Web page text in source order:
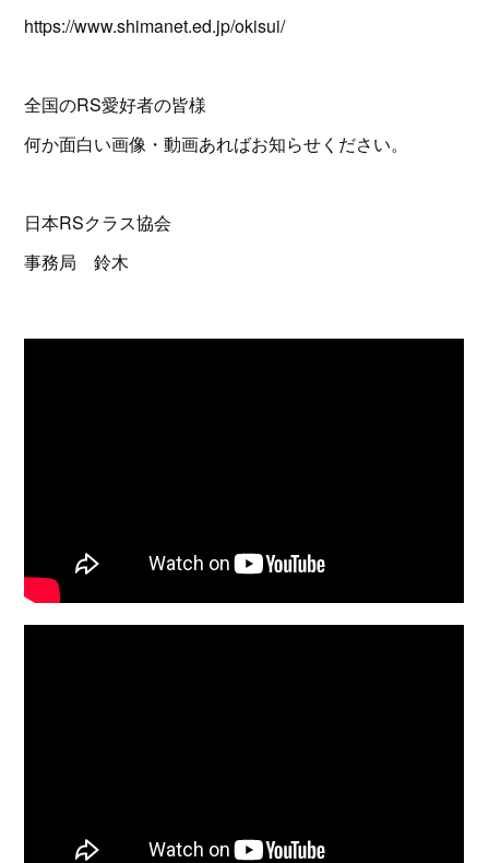
https://www.shimanet.ed.jp/okisui/
全国のRS愛好者の皆様
何か面白い画像・動画あればお知らせください。
日本RSクラス協会
事務局 鈴木